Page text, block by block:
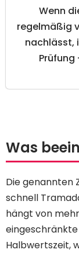
Wenn
regelmäßig
nachlässt,
Was
Die genannten
schnell
hängt von
Halbwertszeit,